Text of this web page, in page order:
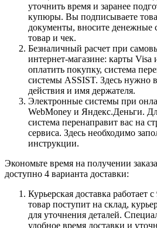
уточнить время и заранее
купюры. Вы подписываете
документы, вносите денежные
товар и чек.
Безналичный расчет при
интернет-магазине: карты Visa
оплатить покупку, система
системы ASSIST. Здесь нужно
действия и имя держателя.
Электронные системы при
WebMoney и Яндекс.Деньги.
система перенаправит вас на
сервиса. Здесь необходимо
инструкции.
Экономьте время на получении
доступно 4 варианта доставки:
Курьерская доставка работает
товар поступит на склад,
для уточнения деталей.
удобное время доставки и